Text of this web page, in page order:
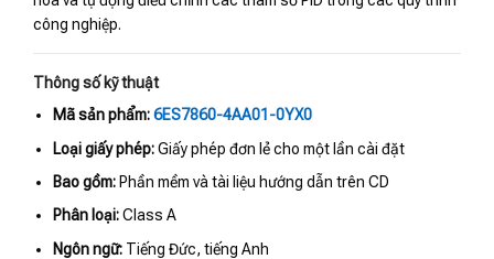
công nghiệp.
Thông số kỹ thuật
Mã sản phẩm:6ES7860-4AA01-0YX0
Loại giấy phép:Giấy phép đơn lẻ cho một lần cài đặt
Bao gồm: Phần mềm và tài liệu hướng dẫn trên CD
Phân loại:Class A
Ngôn ngữ: Tiếng Đức, tiếng Anh